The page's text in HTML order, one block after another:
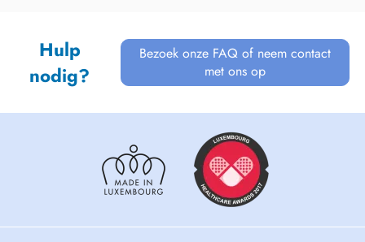
Hulp
nodig?
Bezoek onze FAQ of neem contact
met ons op